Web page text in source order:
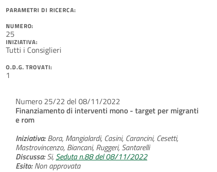
PARAMETRI DI RICERCA:
NUMERO:
25
INIZIATIVA:
Tutti i Consiglieri
O.D.G. TROVATI:
1
Numero 25/22 del 08/11/2022
Finanziamento di interventi mono - target per migranti
e rom
Iniziativa:Bora, Mangialardi, Casini, Carancini, Cesetti,
Mastrovincenzo, Biancani, Ruggeri, Santarelli
Discussa:Si, Seduta n.88 del 08/11/2022
Esito:Non approvata